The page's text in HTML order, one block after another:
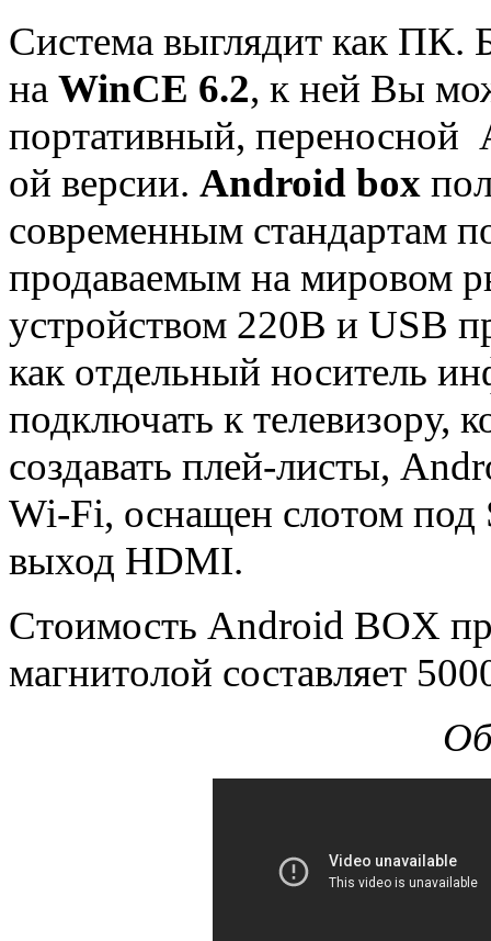
Система выглядит как ПК.
на WinCE 6.2, к ней Вы
портативный,
ой версии. Android box
современным стандартам
продаваемым на мировом
устройством 220В и USB
как отдельный носитель
подключать к телевизору,
создавать плей-листы,
Wi-Fi, оснащен слотом под
выход HDMI.
Стоимость Android BOX
магнитолой составляет